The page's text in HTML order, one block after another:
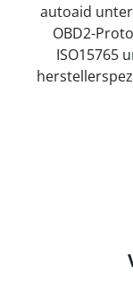
autoaid
OBD2-
ISO15765